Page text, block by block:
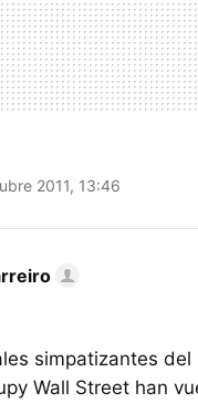
2011, 13:46
simpatizantes del
Wall Street han